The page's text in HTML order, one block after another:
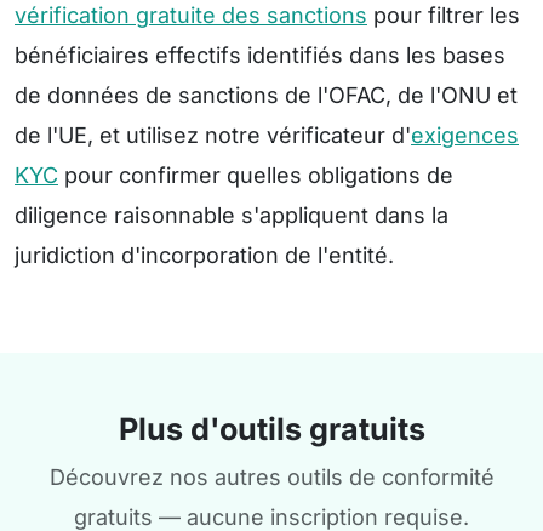
vérification gratuite des sanctions pour filtrer les
bénéficiaires effectifs identifiés dans les bases
de données de sanctions de l'OFAC, de l'ONU et
de l'UE, et utilisez notre vérificateur d'exigences
KYC pour confirmer quelles obligations de
diligence raisonnable s'appliquent dans la
juridiction d'incorporation de l'entité.
Plus d'outils gratuits
Découvrez nos autres outils de conformité
gratuits — aucune inscription requise.